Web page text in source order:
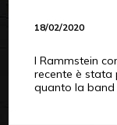
18/02/2020
I Rammstein
recente è stata
quanto la band